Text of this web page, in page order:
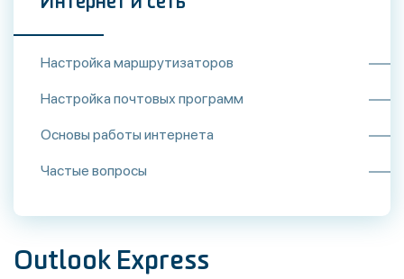
Настройка маршрутизаторов
Настройка почтовых программ
Основы работы интернета
Частые вопросы
Outlook Express